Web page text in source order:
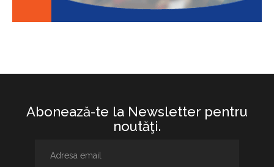
Abonează-te la Newsletter pentru
noutăţi.